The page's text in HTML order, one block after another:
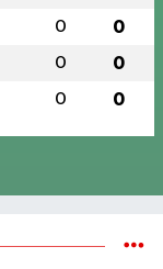
0 0
0 0
0 0